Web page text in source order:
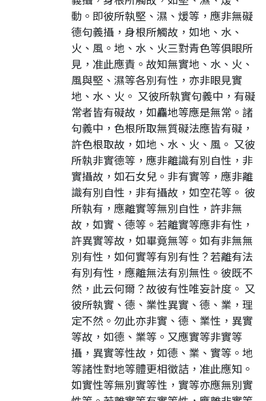
動。即彼所執堅、濕、煖等，應非無礙
德句義攝，身根所觸故，如地、水、
火、風。地、水、火三對青色等俱眼所
見，准此應責。故知無實地、水、火、
風與堅、濕等各別有性，亦非眼見實
地、水、火。 又彼所執實句義中，有礙
常者皆有礙故，如麤地等應是無常。諸
句義中，色根所取無質礙法應皆有礙，
許色根取故，如地、水、火、風。 又彼
所執非實德等，應非離識有別自性，非
實攝故，如石女兒。非有實等，應非離
識有別自性，非有攝故，如空花等。 彼
所執有，應離實等無別自性，許非無
故，如實、德等。若離實等應非有性，
許異實等故，如畢竟無等。如有非無無
別有性，如何實等有別有性？若離有法
有別有性，應離無法有別無性。彼既不
然，此云何爾？故彼有性唯妄計度。 又
彼所執實、德、業性異實、德、業，理
定不然。勿此亦非實、德、業性，異實
等故，如德、業等。又應實等非實等
攝，異實等性故，如德、業、實等。地
等諸性對地等體更相徵詰，准此應知。
如實性等無別實等性，實等亦應無別實